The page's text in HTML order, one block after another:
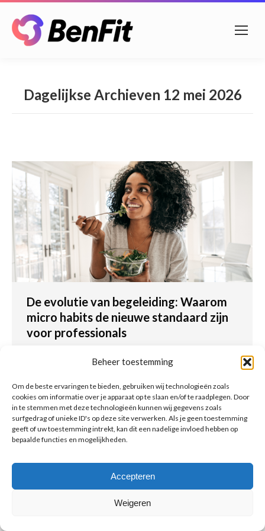
Beheer toestemming
Om de beste ervaringen te bieden, gebruiken wij technologieën zoals
cookies om informatie over je apparaat op te slaan en/of te raadplegen. Door
in te stemmen met deze technologieën kunnen wij gegevens zoals
surfgedrag of unieke ID's op deze site verwerken. Als je geen toestemming
geeft of uw toestemming intrekt, kan dit een nadelige invloed hebben op
bepaalde functies en mogelijkheden.
Accepteren
Weigeren
Dagelijkse Archieven 12 mei 2026
De evolutie van begeleiding: Waarom
micro habits de nieuwe standaard zijn
voor professionals
overstap maakt van restrictieve diëten naar
micro habits.
© Copyright BenFit |